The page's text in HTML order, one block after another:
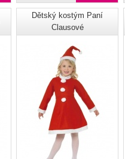
Dětský kostým Paní
Clausové